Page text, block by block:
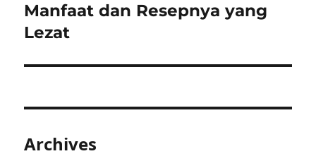
post:
Manfaat dan Resepnya yang
Lezat
Archives